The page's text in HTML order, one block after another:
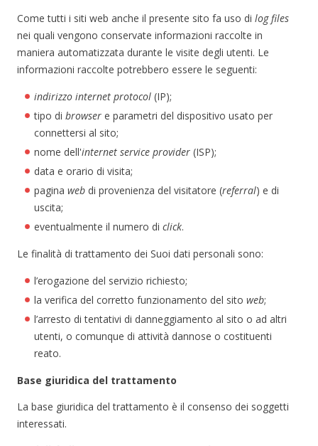
Come tutti i siti web anche il presente sito fa uso dilog files
nei quali vengono conservate informazioni raccolte in
maniera automatizzata durante le visite degli utenti. Le
informazioni raccolte potrebbero essere le seguenti:
indirizzo internet protocol (IP);
tipo dibrowser e parametri del dispositivo usato per
connettersi al sito;
nome dell'internet service provider(ISP);
data e orario di visita;
paginaweb di provenienza del visitatore (referral) e di
uscita;
eventualmente il numero diclick.
Le finalità di trattamento dei Suoi dati personali sono:
l’erogazione del servizio richiesto;
la verifica del corretto funzionamento del sitoweb;
l’arresto di tentativi di danneggiamento al sito o ad altri
utenti, o comunque di attività dannose o costituenti
reato.
Base giuridica del trattamento
La base giuridica del trattamento è il consenso dei soggetti
interessati.